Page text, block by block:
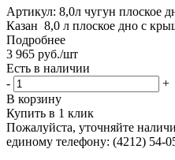
Артикул: 8,0л чугун плоское
Казан 8,0 л плоское дно с
Подробнее
3 965 руб./шт
Есть в наличии
-
+
В корзину
Купить в 1 клик
Пожалуйста, уточняйте
единому телефону: (4212) 54-